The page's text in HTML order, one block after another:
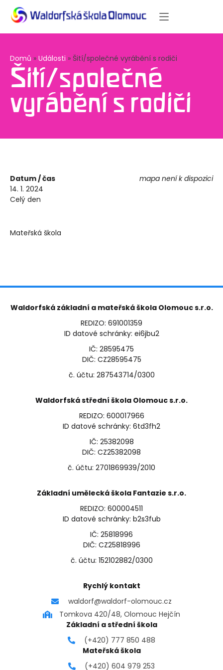
Domů » Události » Šití/společné vyrábění s rodiči
Šití/společné
vyrábění s rodiči
mapa není k dispozici
Datum / čas
14. 1. 2024
Celý den
Mateřská škola
Waldorfská základní a mateřská škola Olomouc s.r.o.
REDIZO: 691001359
ID datové schránky: ei6jbu2
IČ: 28595475
DIČ: CZ28595475
č. účtu: 287543714/0300
Waldorfská střední škola Olomouc s.r.o.
REDIZO: 600017966
ID datové schránky: 6td3fh2
IČ: 25382098
DIČ: CZ25382098
č. účtu: 2701869939/2010
Základní umělecká škola Fantazie s.r.o.
REDIZO: 600004511
ID datové schránky: b2s3fub
IČ: 25818996
DIČ: CZ25818996
č. účtu: 152102882/0300
Rychlý kontakt
waldorf@waldorf-olomouc.cz
Tomkova 420/48, Olomouc Hejčín
Základní a střední škola
(+420) 777 850 488
Mateřská škola
(+420) 604 979 253